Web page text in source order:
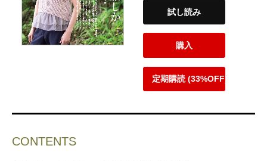
試し読み
購入
定期購読 (33%OFF)
CONTENTS